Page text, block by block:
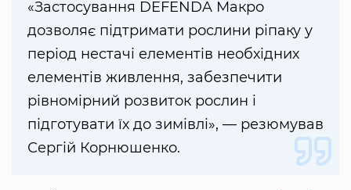
«Застосування DEFENDA Макро
дозволяє підтримати рослини ріпаку у
період нестачі елементів необхідних
елементів живлення, забезпечити
рівномірний розвиток рослин і
підготувати їх до зимівлі», — резюмував
Сергій Корнюшенко.